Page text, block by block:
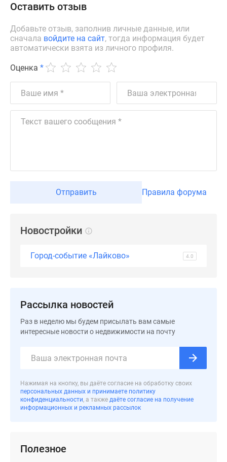
застройщиком
Поиск
дома
Москве
Программа
реновации
Москве
Новостройки
ипотека
Москве
коттеджные
поселки
Коттеджные
Оставить отзыв
Добавьте отзыв, заполнив личные данные, или
сначала войдите на сайт, тогда информация будет
автоматически взята из личного профиля.
Оценка *
Отправить Правила форума
Новостройки
Город-событие «Лайково» 4.0
Рассылка новостей
Раз в неделю мы будем присылать вам самые
интересные новости о недвижимости на почту
Нажимая на кнопку, вы даёте согласие на обработку своих
персональных данных и принимаете политику
конфиденциальности, а также даёте согласие на получение
информационных и рекламных рассылок
Полезное